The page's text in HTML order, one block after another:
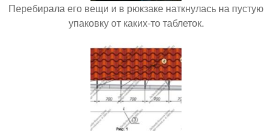
Перебирала его вещи и в рюкзаке наткнулась на пустую
упаковку от каких-то таблеток.